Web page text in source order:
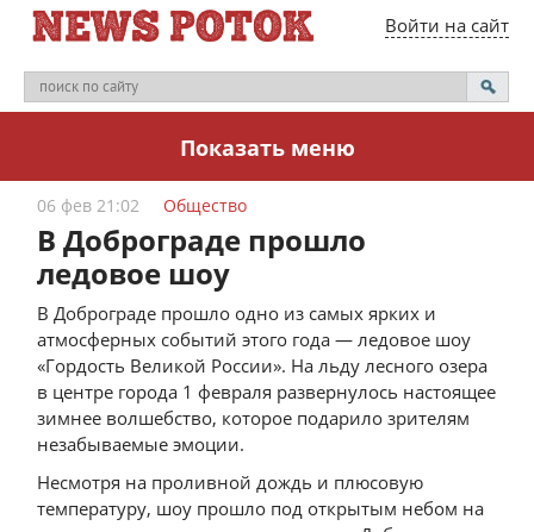
Войти на сайт
Показать меню
06 фев 21:02 Общество
В Доброграде прошло
ледовое шоу
В Доброграде прошло одно из самых ярких и
атмосферных событий этого года — ледовое шоу
«Гордость Великой России». На льду лесного озера
в центре города 1 февраля развернулось настоящее
зимнее волшебство, которое подарило зрителям
незабываемые эмоции.
Несмотря на проливной дождь и плюсовую
температуру, шоу прошло под открытым небом на